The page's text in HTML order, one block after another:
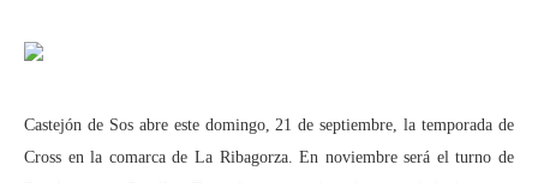
Castejón de Sos abre este domingo, 21 de septiembre, la temporada de
Cross en la comarca de La Ribagorza. En noviembre será el turno de